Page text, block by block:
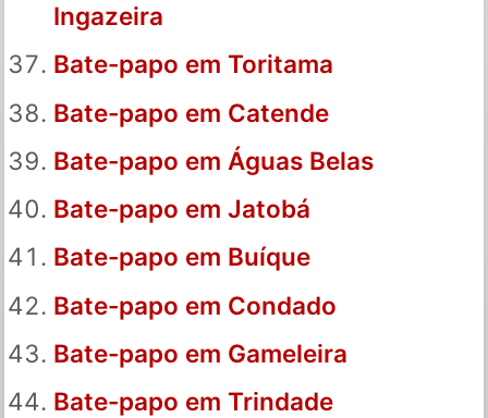
Ingazeira
Bate-papo em Toritama
Bate-papo em Catende
Bate-papo em Águas Belas
Bate-papo em Jatobá
Bate-papo em Buíque
Bate-papo em Condado
Bate-papo em Gameleira
Bate-papo em Trindade